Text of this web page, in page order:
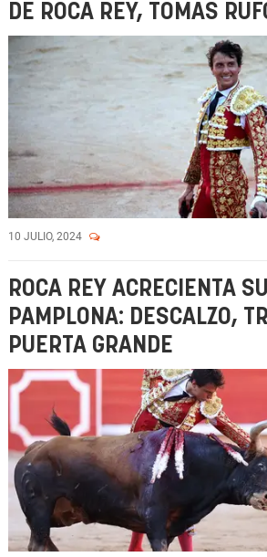
DE ROCA REY, TOMÁS
10 JULIO, 2024
ROCA REY ACRECIENTA
PAMPLONA: DESCALZO,
PUERTA GRANDE